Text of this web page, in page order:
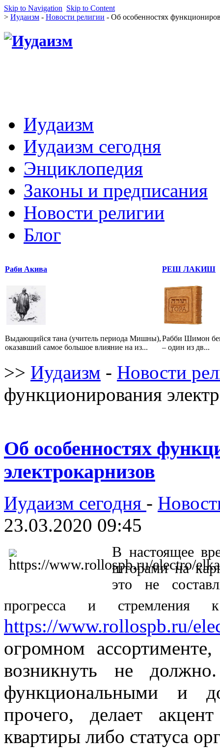
Skip to Navigation Skip to Content
> Иудаизм - Новости религии - Об особенностях
Иудаизм
Иудаизм сегодня
Энциклопедия
Законы и предписания
Новости религии
Блог
Раби Акива
Выдающийся тана (учитель периода Мишны),
оказавший самое большое влияние на из...
РЕШ ЛАКИШ
Рабби Шимон
– один из дв...
>> Иудаизм - Новости
функционирования
Об особенностях
электрокарнизов
Иудаизм сегодня -
23.03.2020 09:45
В настоящее
шторами на
это не
прогресса и стремления
https://www.rollospb.ru/
огромном
возникнуть не
функциональными и
прочего, делает
квартиры либо статуса